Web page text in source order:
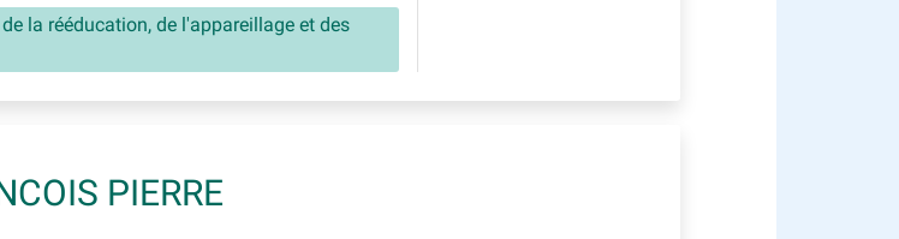
la rééducation, de l'appareillage et des
PIERRE